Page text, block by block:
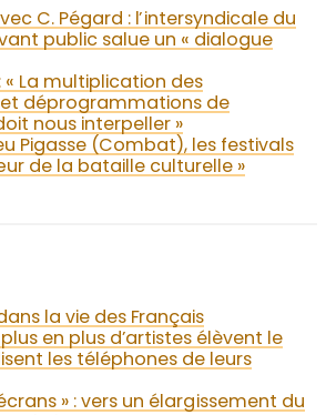
C. Pégard : l’intersyndicale du
public salue un « dialogue
« La multiplication des
déprogrammations de
nous interpeller »
Pigasse (Combat), les festivals
de la bataille culturelle »
la vie des Français
en plus d’artistes élèvent le
les téléphones de leurs
» : vers un élargissement du